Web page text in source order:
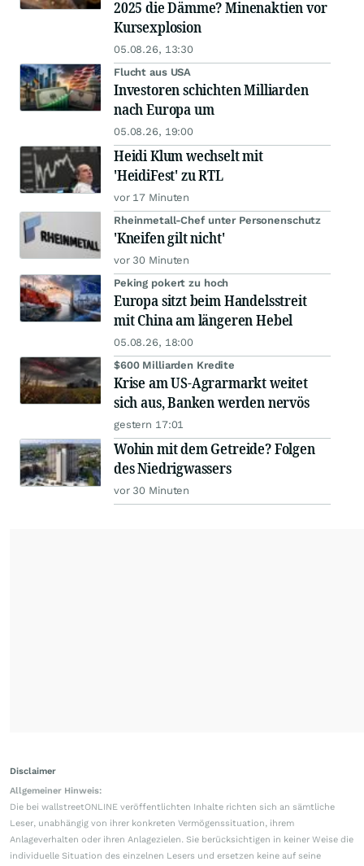
2025 die Dämme? Minenaktien vor
Kursexplosion
05.08.26, 13:30
Flucht aus USA
Investoren schichten Milliarden
nach Europa um
05.08.26, 19:00
Heidi Klum wechselt mit
'HeidiFest' zu RTL
vor 17 Minuten
Rheinmetall-Chef unter Personenschutz
'Kneifen gilt nicht'
vor 30 Minuten
Peking pokert zu hoch
Europa sitzt beim Handelsstreit
mit China am längeren Hebel
05.08.26, 18:00
$600 Milliarden Kredite
Krise am US-Agrarmarkt weitet
sich aus, Banken werden nervös
gestern 17:01
Wohin mit dem Getreide? Folgen
des Niedrigwassers
vor 30 Minuten
Disclaimer
Allgemeiner Hinweis:
Die bei wallstreetONLINE veröffentlichten Inhalte richten sich an sämtliche
Leser, unabhängig von ihrer konkreten Vermögenssituation, ihrem
Anlageverhalten oder ihren Anlagezielen. Sie berücksichtigen in keiner Weise die
individuelle Situation des einzelnen Lesers und ersetzen keine auf seine